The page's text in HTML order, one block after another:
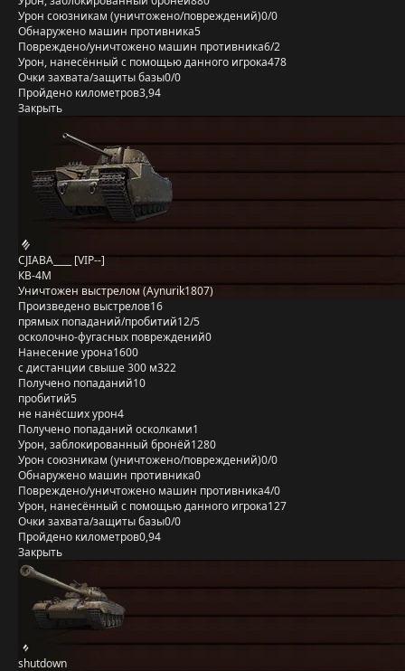
Урон союзникам (уничтожено/повреждений)0/0
Обнаружено машин противника5
Повреждено/уничтожено машин противника6/2
Урон, нанесённый с помощью данного игрока478
Очки захвата/защиты базы0/0
Пройдено километров3,94
Закрыть
CJIABA____ [VIP--]
КВ-4М
Уничтожен выстрелом (Aynurik1807)
Произведено выстрелов16
прямых попаданий/пробитий12/5
осколочно-фугасных повреждений0
Нанесение урона1600
с дистанции свыше 300 м322
Получено попаданий10
пробитий5
не нанёсших урон4
Получено попаданий осколками1
Урон, заблокированный бронёй1280
Урон союзникам (уничтожено/повреждений)0/0
Обнаружено машин противника0
Повреждено/уничтожено машин противника4/0
Урон, нанесённый с помощью данного игрока127
Очки захвата/защиты базы0/0
Пройдено километров0,94
Закрыть
shutdown